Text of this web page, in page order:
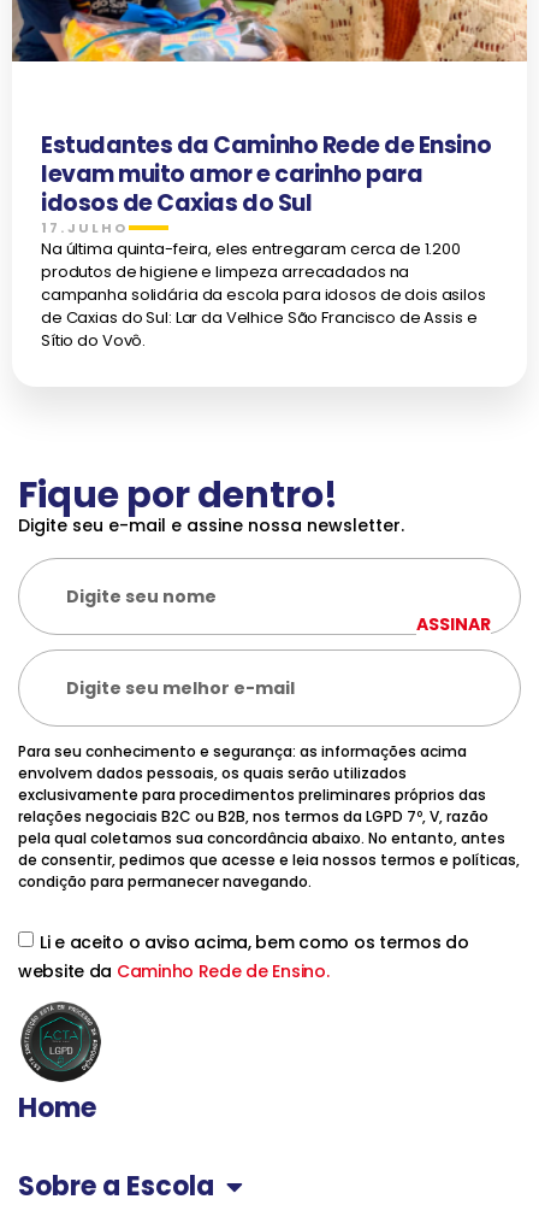
Estudantes da Caminho Rede de Ensino
levam muito amor e carinho para
idosos de Caxias do Sul
17.JULHO
Na última quinta-feira, eles entregaram cerca de 1.200
produtos de higiene e limpeza arrecadados na
campanha solidária da escola para idosos de dois asilos
de Caxias do Sul: Lar da Velhice São Francisco de Assis e
Sítio do Vovô.
Fique por dentro!
Digite seu e-mail e assine nossa newsletter.
Para seu conhecimento e segurança: as informações acima
envolvem dados pessoais, os quais serão utilizados
exclusivamente para procedimentos preliminares próprios das
relações negociais B2C ou B2B, nos termos da LGPD 7º, V, razão
pela qual coletamos sua concordância abaixo. No entanto, antes
de consentir, pedimos que acesse e leia nossos termos e políticas,
condição para permanecer navegando.
Li e aceito o aviso acima, bem como os termos do
website da Caminho Rede de Ensino.
ASSINAR
Home
Sobre a Escola